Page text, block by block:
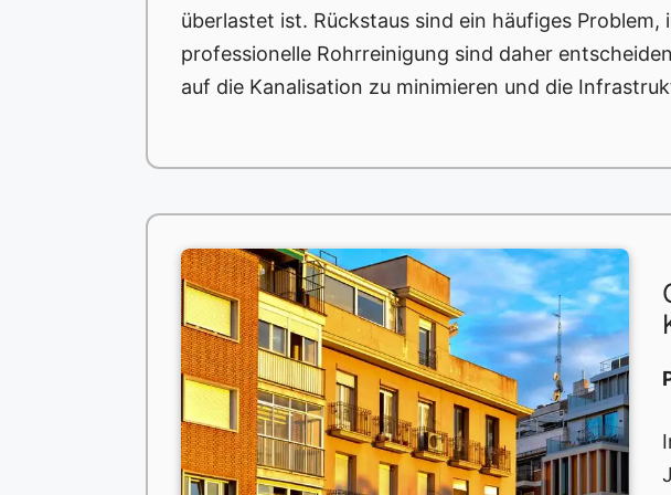
überlastet ist. Rückstaus sind ein häufiges
professionelle Rohrreinigung sind daher
auf die Kanalisation zu minimieren und die